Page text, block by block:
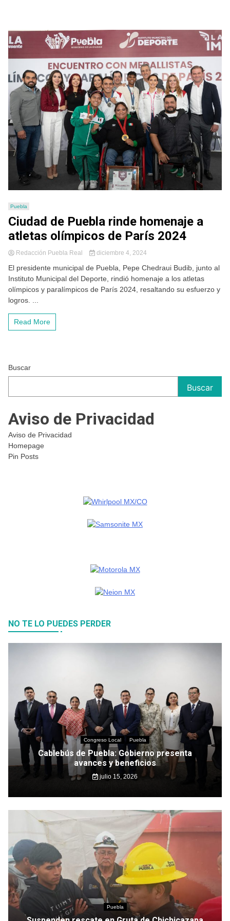
Puebla
Ciudad de Puebla rinde homenaje a
atletas olímpicos de París 2024
Redacción Puebla Real diciembre 4, 2024
El presidente municipal de Puebla, Pepe Chedraui Budib, junto al
Instituto Municipal del Deporte, rindió homenaje a los atletas
olímpicos y paralímpicos de París 2024, resaltando su esfuerzo y
Read More
Buscar
Buscar
Aviso de Privacidad
Aviso de Privacidad
Homepage
Pin Posts
NO TE LO PUEDES PERDER
Congreso Local Puebla
Cablebús de Puebla: Gobierno presenta
avances y beneficios
julio 15, 2026
Puebla